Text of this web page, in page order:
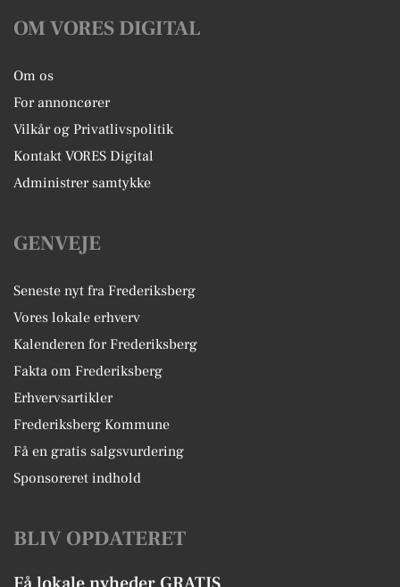
OM VORES DIGITAL
Om os
For annoncører
Vilkår og Privatlivspolitik
Kontakt VORES Digital
Administrer samtykke
GENVEJE
Seneste nyt fra Frederiksberg
Vores lokale erhverv
Kalenderen for Frederiksberg
Fakta om Frederiksberg
Erhvervsartikler
Frederiksberg Kommune
Få en gratis salgsvurdering
Sponsoreret indhold
BLIV OPDATERET